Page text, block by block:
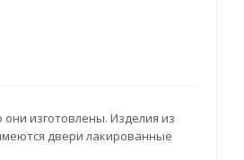
изготовлены. Изделия из
двери лакированные